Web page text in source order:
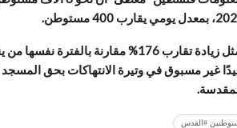
غير مسبوق في وتيرة الانتهاكات بحق
#القدس